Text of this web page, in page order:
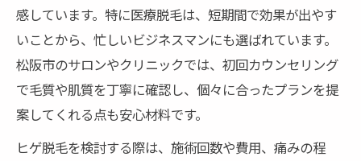
感しています。特に医療脱毛は、短期間で効果が出やす
いことから、忙しいビジネスマンにも選ばれています。
松阪市のサロンやクリニックでは、初回カウンセリング
で毛質や肌質を丁寧に確認し、個々に合ったプランを提
案してくれる点も安心材料です。
ヒゲ脱毛を検討する際は、施術回数や費用、痛みの程